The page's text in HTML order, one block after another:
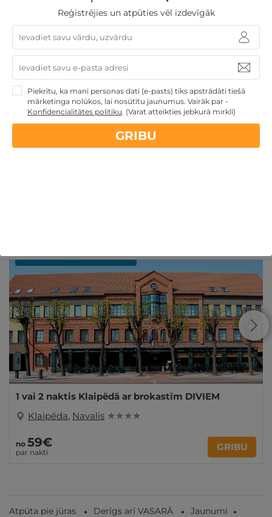
Kā izskatīsies dāvanu ceļazīme?
Biežāk uzdotie jautājumi
Citi daudzfunkcionālās dāvanu kartes
piedāvājumi:
REZERVĀCIJAinternetā
1 vai 2 naktis Klaipēdā ar brokastīm DIVIEM
Klaipēda, Navalis ★ ★ ★ ★
no 59€
par nakti GRIBU
Atpūta pie jūras Derīgs arī VASARĀ
Jaunumi
Reģistrējies un atpūties vēl izdevīgāk
Piekrītu, ka mani personas dati (e-pasts) tiks apstrādāti tiešā
mārketinga nolūkos, lai nosūtītu jaunumus. Vairāk par -
Konfidencialitātes politiku. (Varat atteikties jebkurā mirklī)
GRIBU